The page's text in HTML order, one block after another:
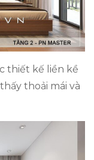
thiết kế liền kề
thoải mái và